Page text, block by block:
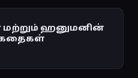
ஹனுமனின்